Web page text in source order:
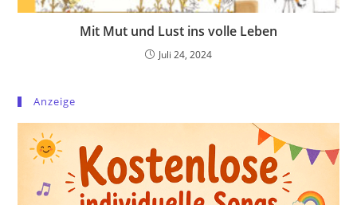
Mit Mut und Lust ins volle Leben
Juli 24, 2024
Anzeige